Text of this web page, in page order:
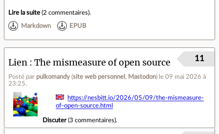
Lire la suite (2 commentaires).
Markdown EPUB
Lien The mismeasure of open source
Posté par pulkomandy (site web personnel , Mastodon) le 09 mai 2026 à
23:25.
11
https://nesbitt.io/2026/05/09/the-mismeasure-
of-open-source.html
Discuter(3 commentaires).